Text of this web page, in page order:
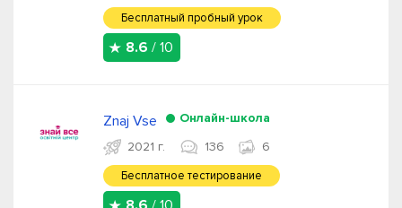
Бесплатный пробный урок
8.6 / 10
Znaj Vse
Онлайн-школа
2021 г.
136 6
Бесплатное тестирование